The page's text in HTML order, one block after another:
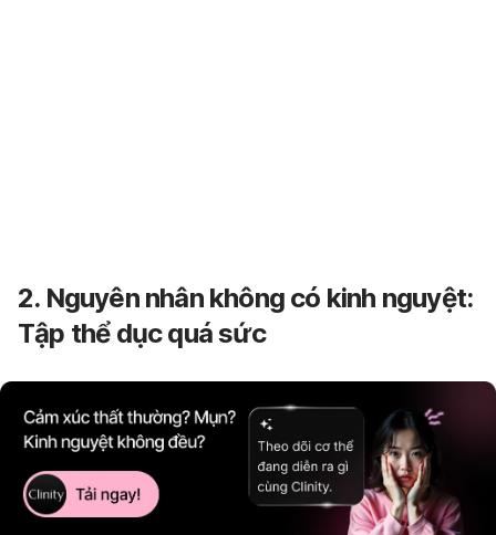
2. Nguyên nhân không có kinh nguyệt:
Tập thể dục quá sức